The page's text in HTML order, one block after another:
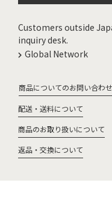
Customers outside
inquiry desk.
Global Network
商品についてのお問い合わせ
配送・送料について
商品のお取り扱いについて
返品・交換について